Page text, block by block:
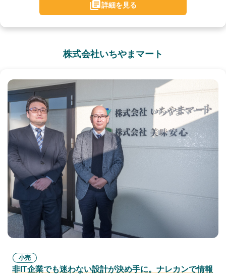
詳細を見る
株式会社いちやまマート
小売
非IT企業でも迷わない設計が決め手に。ナレカンで情報